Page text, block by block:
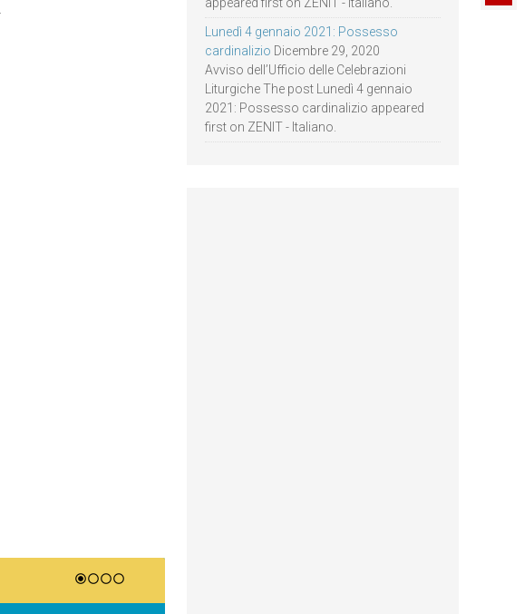
Lunedì 4 gennaio 2021: Possesso
cardinalizio Dicembre 29, 2020
Avviso dell’Ufficio delle Celebrazioni
Liturgiche The post Lunedì 4 gennaio
2021: Possesso cardinalizio appeared
first on ZENIT - Italiano.